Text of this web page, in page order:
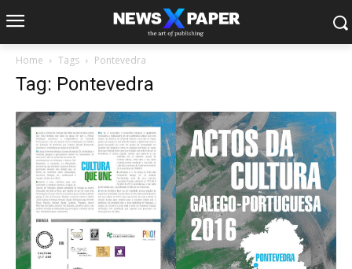
Home Tags Pontevedra
Tag: Pontevedra